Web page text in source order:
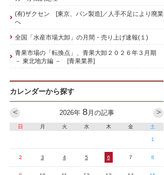
(有)ザクセン [東京、パン製造]／人手不足により廃業
へ
全国「水産市場大卸」の月間・売り上げ速報(１)
青果市場の「転換点」、青果大卸２０２６年３月期
－ 東北地方編 － [青果業界]
カレンダーから探す
2026年 8月の記事 >
<
日 月 火 水 木 金 土
1
2 3 4 5 6 7 8